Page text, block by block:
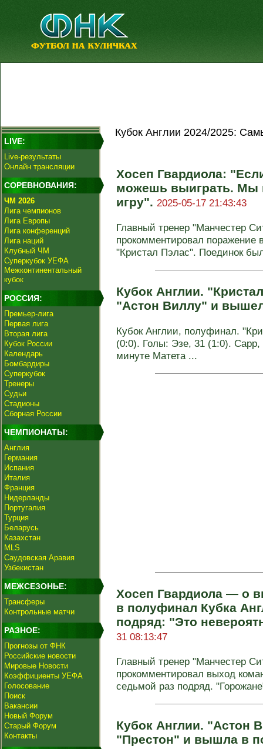
LIVE:
Live-результаты
Онлайн трансляции
СОРЕВНОВАНИЯ:
ЧМ 2026
Лига чемпионов
Лига Европы
Лига конференций
Лига наций
Клубный ЧМ
Суперкубок УЕФА
Межконтинентальный
кубок
РОССИЯ:
Премьер-лига
Первая лига
Вторая лига
Кубок России
Календарь
Бомбардиры
Суперкубок
Тренеры
Судьи
Стадионы
Сборная России
ЧЕМПИОНАТЫ:
Англия
Германия
Испания
Италия
Франция
Нидерланды
Португалия
Турция
Беларусь
Казахстан
MLS
Саудовская Аравия
Узбекистан
МЕЖСЕЗОНЬЕ:
Трансферы
Контрольные матчи
РАЗНОЕ:
Прогнозы от ФНК
Российские новости
Мировые Новости
Коэффициенты УЕФА
Голосование
Поиск
Вакансии
Новый Форум
Старый Форум
Контакты
Кубок Англии 2024/2025:
Хосеп Гвардиола:
можешь выиграть. Мы
игру". 2025-05-17 21:43:43
Главный тренер "Манчестер
прокомментировал поражение
"Кристал Пэлас". Поединок
Кубок Англии.
"Астон Виллу" и
Кубок Англии, полуфинал.
(0:0). Голы: Эзе, 31 (1:0).
минуте Матета ...
Хосеп Гвардиола — о
в полуфинал Кубка
подряд: "Это
31 08:13:47
Главный тренер "Манчестер
прокомментировал выход
седьмой раз подряд.
Кубок Англии. "Астон
"Престон" и вышла в